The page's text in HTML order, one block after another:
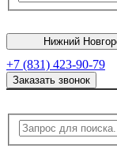
Нижний
+7 (831) 423-90-79
Заказать звонок